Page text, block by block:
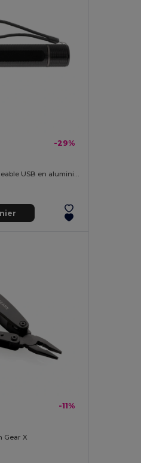
-29%
Lampe torche rechargeable USB en aluminium recyclé Gear X RCS
-11%
Gear X